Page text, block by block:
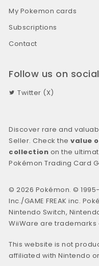
My Pokemon cards
Subscriptions
Contact
Follow us on
Twitter (X)
Discover rare and
Seller. Check thevalue
collection on the
Pokémon Trading Card
© 2026 Pokémon. ©
Inc./GAME FREAK inc.
Nintendo Switch,
WiiWare are trademarks
This website is not
affiliated with Nintendo